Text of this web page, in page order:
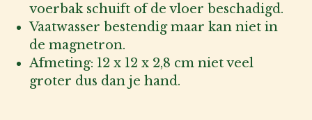
voerbak schuift of de vloer beschadigd.
Vaatwasser bestendig maar kan niet in
de magnetron.
Afmeting: 12 x 12 x 2,8 cm niet veel
groter dus dan je hand.